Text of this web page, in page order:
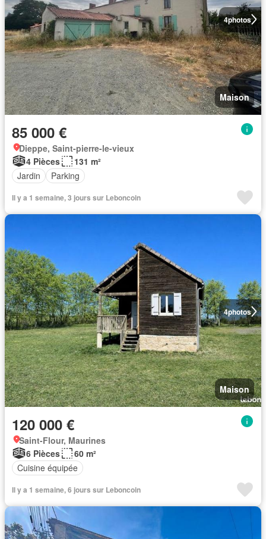
4photos
Maison
85 000 €
Dieppe, Saint-pierre-le-vieux
4 Pièces
131 m²
Jardin
Parking
Il y a 1 semaine, 3 jours sur Leboncoin
4photos
Maison
120 000 €
Saint-Flour, Maurines
6 Pièces
60 m²
Cuisine équipée
Il y a 1 semaine, 6 jours sur Leboncoin